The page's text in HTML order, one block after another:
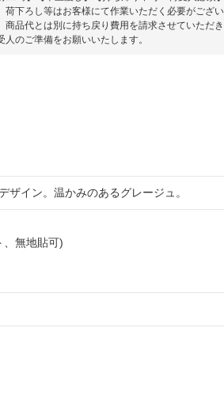
荷下ろし等はお客様にて作業いただく必要がござ
商品代とは別に持ち戻り費用を請求させていただ
のご準備をお願いいたします。​
イン。温かみのあるグレージュ。
無地貼可)